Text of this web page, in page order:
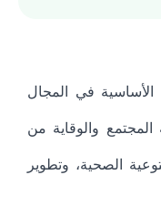
في المجال
والوقاية من
الصحية، وتطوير